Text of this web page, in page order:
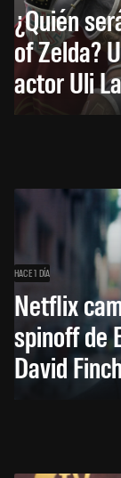
¿Quién
of Zelda?
actor Uli
HACE 1 DÍA
Netflix
spinoff de
David